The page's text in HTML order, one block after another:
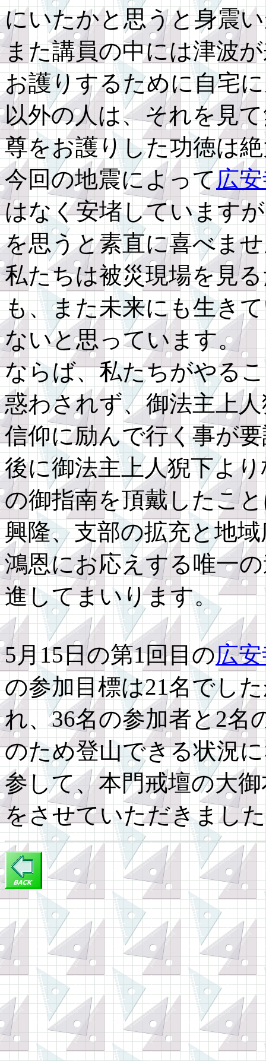
にいたかと思うと身震
また講員の中には津波
お護りするために自宅
以外の人は、それを見
尊をお護りした功徳は
今回の地震によって広
はなく安堵しています
を思うと素直に喜べま
私たちは被災現場を見
も、また未来にも生き
ないと思っています。
ならば、私たちがやる
惑わされず、御法主上
信仰に励んで行く事が
後に御法主上人猊下よ
の御指南を頂戴したこ
興隆、支部の拡充と地
鴻恩にお応えする唯一
進してまいります。
5月15日の第1回目の広
の参加目標は21名でし
れ、36名の参加者と2名
のため登山できる状況
参して、本門戒壇の大
をさせていただきまし